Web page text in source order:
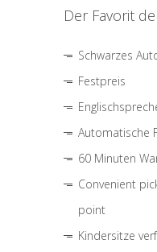
Der Favorit
Schwarzes
Festpreis
Automatische
60 Minuten
Convenient
point
Kindersitze